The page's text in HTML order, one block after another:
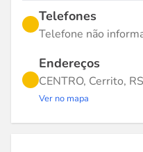
Telefones
Telefone não
Endereços
CENTRO, Cerrito, RS
Ver no mapa